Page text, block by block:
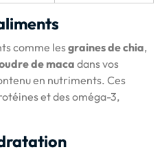
comme lesgraines de chia,
de macadans vos
en nutriments. Ces
et des oméga-3,